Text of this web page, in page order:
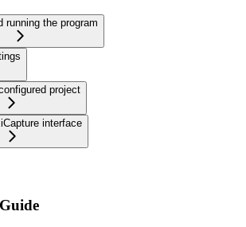
running the program
project
interface